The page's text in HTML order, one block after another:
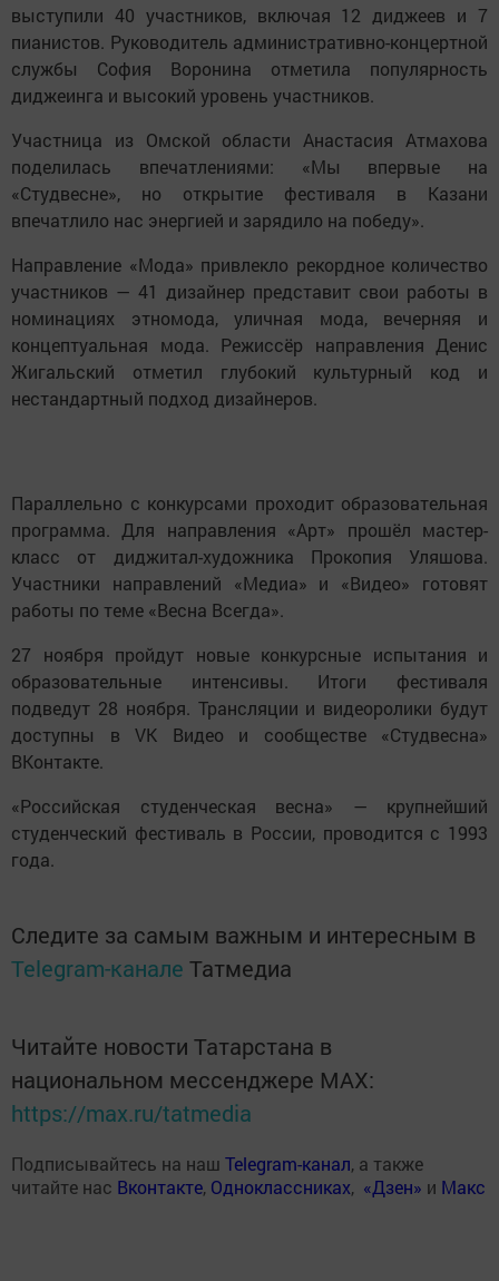
выступили 40 участников, включая 12 диджеев и 7
пианистов. Руководитель административно-концертной
службы София Воронина отметила популярность
диджеинга и высокий уровень участников.
Участница из Омской области Анастасия Атмахова
поделилась впечатлениями: «Мы впервые на
«Студвесне», но открытие фестиваля в Казани
впечатлило нас энергией и зарядило на победу».
Направление «Мода» привлекло рекордное количество
участников — 41 дизайнер представит свои работы в
номинациях этномода, уличная мода, вечерняя и
концептуальная мода. Режиссёр направления Денис
Жигальский отметил глубокий культурный код и
нестандартный подход дизайнеров.
Параллельно с конкурсами проходит образовательная
программа. Для направления «Арт» прошёл мастер-
класс от диджитал-художника Прокопия Уляшова.
Участники направлений «Медиа» и «Видео» готовят
работы по теме «Весна Всегда».
27 ноября пройдут новые конкурсные испытания и
образовательные интенсивы. Итоги фестиваля
подведут 28 ноября. Трансляции и видеоролики будут
доступны в VK Видео и сообществе «Студвесна»
ВКонтакте.
«Российская студенческая весна» — крупнейший
студенческий фестиваль в России, проводится с 1993
года.
Следите за самым важным и интересным в
Telegram-канале Татмедиа
Читайте новости Татарстана в
национальном мессенджере MАХ:
https://max.ru/tatmedia
Подписывайтесь на наш Telegram-канал, а также
читайте нас Вконтакте, Одноклассниках, «Дзен» и Макс